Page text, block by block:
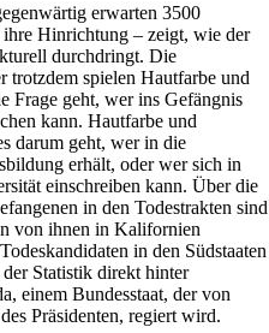
erwarten 3500
Hinrichtung – zeigt, wie der
durchdringt. Die
trotzdem spielen Hautfarbe und
Frage geht, wer ins Gefängnis
kann. Hautfarbe und
darum geht, wer in die
erhält, oder wer sich in
einschreiben kann. Über die
in den Todestrakten sind
von ihnen in Kalifornien
in den Südstaaten
Statistik direkt hinter
einem Bundesstaat, der von
Präsidenten, regiert wird.